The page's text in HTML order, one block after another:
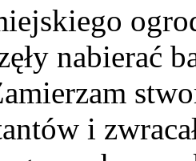
nabierać
i